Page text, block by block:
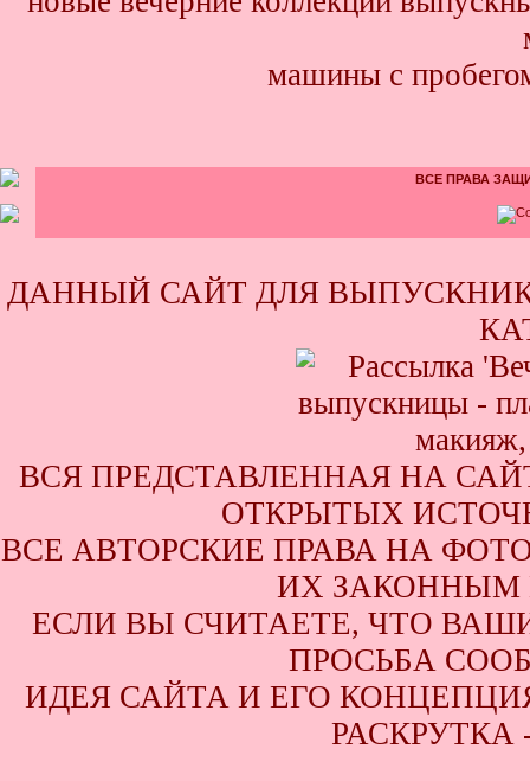
машины с
ВСЕ ПРАВА
ДАННЫЙ САЙТ ДЛЯ
ВСЯ ПРЕДСТАВЛЕННАЯ НА
ОТКРЫТЫХ
ВСЕ АВТОРСКИЕ ПРАВА НА
ИХ ЗАКОННЫМ
ЕСЛИ ВЫ СЧИТАЕТЕ, ЧТО
ПРОСЬБА
ИДЕЯ САЙТА И ЕГО КОНЦЕПЦИЯ
РАСКРУТКА -